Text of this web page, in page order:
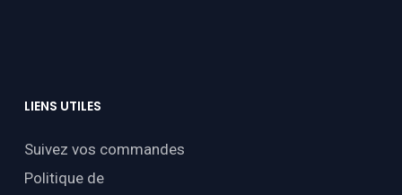
LIENS UTILES
Suivez vos commandes
Politique de